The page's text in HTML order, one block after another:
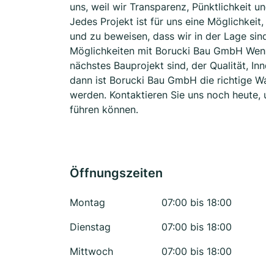
uns, weil wir Transparenz, Pünktlichkeit
Jedes Projekt ist für uns eine
und zu beweisen, dass wir in der Lage
Möglichkeiten mit Borucki Bau GmbH
nächstes Bauprojekt sind, der Qualität,
dann ist Borucki Bau GmbH die richtige
werden. Kontaktieren Sie uns noch
führen können.
Öffnungszeiten
Montag
07:00 bis 18:00
Dienstag
07:00 bis 18:00
Mittwoch
07:00 bis 18:00